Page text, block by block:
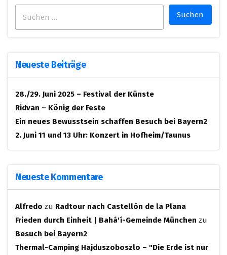
nach:
Neueste Beiträge
28./29. Juni 2025 – Festival der Künste
Ridvan – König der Feste
Ein neues Bewusstsein schaffen Besuch bei Bayern2
2. Juni 11 und 13 Uhr: Konzert in Hofheim/Taunus
Neueste Kommentare
Alfredo zu Radtour nach Castellón de la Plana
Frieden durch Einheit | Bahá'í-Gemeinde München zu
Besuch bei Bayern2
Thermal-Camping Hajduszoboszlo – "Die Erde ist nur